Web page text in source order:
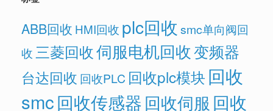
ABB回收 HMI回收 plc回收 smc单向阀回
收三菱回收伺服电机回收变频器
台达回收 回收PLC 回收plc模块 回收
smc回收传感器回收伺服 回收